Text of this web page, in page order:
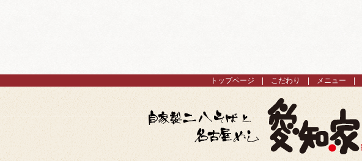
トップページ こだわり メニュー